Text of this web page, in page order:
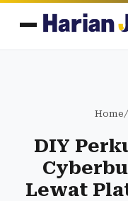
Home/
DIY
Lewat